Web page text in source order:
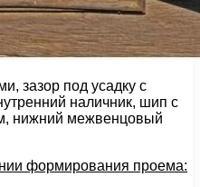
зазор под усадку с
наличник, шип с
нижний межвенцовый
формирования проема: